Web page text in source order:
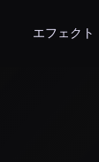
エフェクト